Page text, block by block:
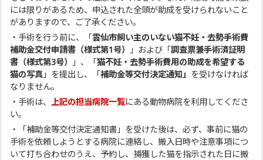
には限りがあるため、申込された全頭が助成を受けられないこと
がありますので、ご了承ください。
・手術を行う前に、「雲仙市飼い主のいない猫不妊・去勢手術費
補助金交付申請書（様式第1号）
」および「調査票兼手術済証明
書（様式第3号）
」、「猫不妊・去勢手術費用の助成を希望する
猫の写真 」を提出し、「補助金等交付決定通知」 を受けなければ
なりません。
・手術は、
上記の担当病院一覧にある動物病院を利用してくださ
い。
・「補助金等交付決定通知書」を受けた後は、必ず、事前に猫の
手術を依頼しようとする病院に連絡し、搬入日時や注意事項につ
いて打ち合わせのうえ、予約し、捕獲した猫を指示された日に搬